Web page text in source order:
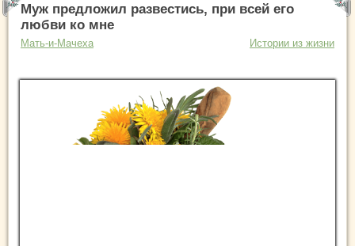
Муж предложил развестись, при всей его
любви ко мне
Мать-и-Мачеха Истории из жизни